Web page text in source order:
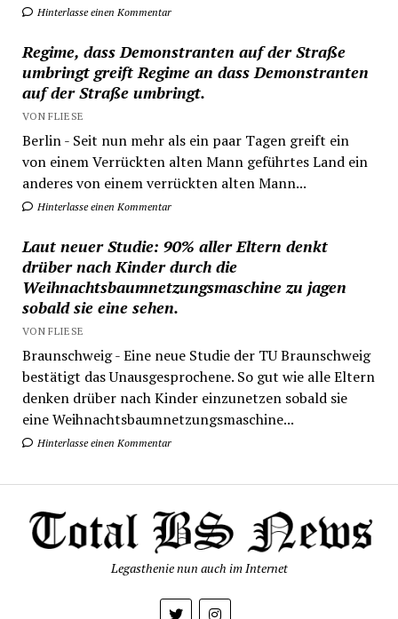
Hinterlasse einen Kommentar
Regime, dass Demonstranten auf der Straße
umbringt greift Regime an dass Demonstranten
auf der Straße umbringt.
VON FLIESE
Berlin - Seit nun mehr als ein paar Tagen greift ein
von einem Verrückten alten Mann geführtes Land ein
anderes von einem verrückten alten Mann...
Hinterlasse einen Kommentar
Laut neuer Studie: 90% aller Eltern denkt
drüber nach Kinder durch die
Weihnachtsbaumnetzungsmaschine zu jagen
sobald sie eine sehen.
VON FLIESE
Braunschweig - Eine neue Studie der TU Braunschweig
bestätigt das Unausgesprochene. So gut wie alle Eltern
denken drüber nach Kinder einzunetzen sobald sie
eine Weihnachtsbaumnetzungsmaschine...
Hinterlasse einen Kommentar
Legasthenie nun auch im Internet